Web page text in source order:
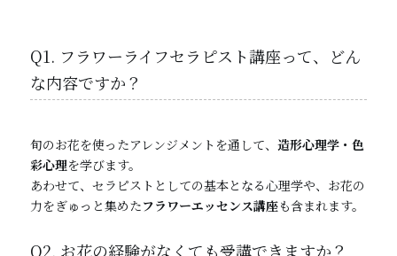
Q1. フラワーライフセラピスト講座って、どん
な内容ですか？
旬のお花を使ったアレンジメントを通して、 造形心理学・色
彩心理を学びます。
あわせて、セラピストとしての基本となる心理学や、お花の
力をぎゅっと集めたフラワーエッセンス講座も含まれます。
Q2. お花の経験がなくても受講できますか？